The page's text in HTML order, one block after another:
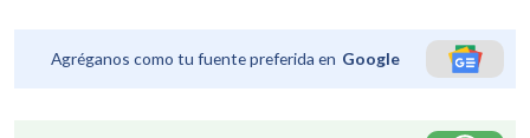
Agréganos como tu fuente preferida en Google